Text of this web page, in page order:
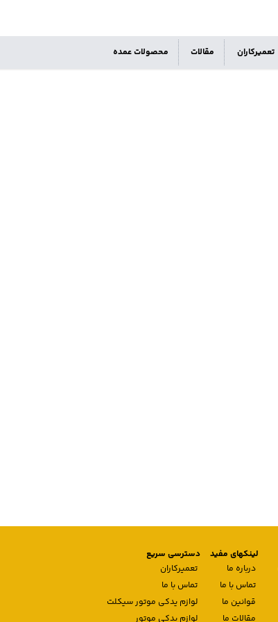
تعمیرکاران مقالات محصولات عمده
لینکهای مفید
درباره ما
تماس با ما
قوانین ما
مقالات ما
دسترسی سریع
تعمیرکاران
تماس با ما
لوازم یدکی موتور سیکلت
لوازم یدکی موتور